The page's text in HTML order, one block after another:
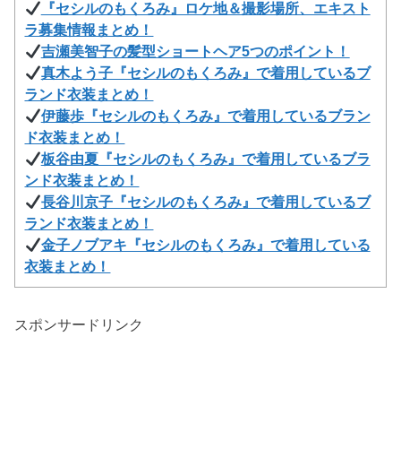
『セシルのもくろみ』ロケ地＆撮影場所、エキスト
ラ募集情報まとめ！
吉瀬美智子の髪型ショートヘア5つのポイント！
真木よう子『セシルのもくろみ』で着用しているブ
ランド衣装まとめ！
伊藤歩『セシルのもくろみ』で着用しているブラン
ド衣装まとめ！
板谷由夏『セシルのもくろみ』で着用しているブラ
ンド衣装まとめ！
長谷川京子『セシルのもくろみ』で着用しているブ
ランド衣装まとめ！
金子ノブアキ『セシルのもくろみ』で着用している
衣装まとめ！
スポンサードリンク